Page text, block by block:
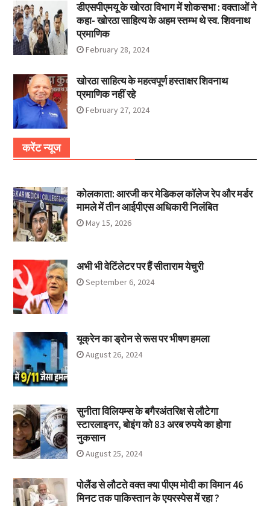
डीएसपीएमयू के खोरठा विभाग में शोकसभा : वक्ताओं ने
कहा- खोरठा साहित्य के अहम स्तम्भ थे स्व. शिवनाथ
प्रमाणिक
February 28, 2024
खोरठा साहित्य के महत्वपूर्ण हस्ताक्षर शिवनाथ
प्रमाणिक नहीं रहे
February 27, 2024
करेंट न्यूज
कोलकाता: आरजी कर मेडिकल कॉलेज रेप और मर्डर
मामले में तीन आईपीएस अधिकारी निलंबित
May 15, 2026
अभी भी वेटिंलेटर पर हैं सीताराम येचुरी
September 6, 2024
यूक्रेन का ड्रोन से रूस पर भीषण हमला
August 26, 2024
सुनीता विलियम्स के बगैरअंतरिक्ष से लौटेगा
स्टारलाइनर, बोइंग को 83 अरब रुपये का होगा
नुकसान
August 25, 2024
पोलैंड से लौटते वक्त क्या पीएम मोदी का विमान 46
मिनट तक पाकिस्तान के एयरस्पेस में रहा ?